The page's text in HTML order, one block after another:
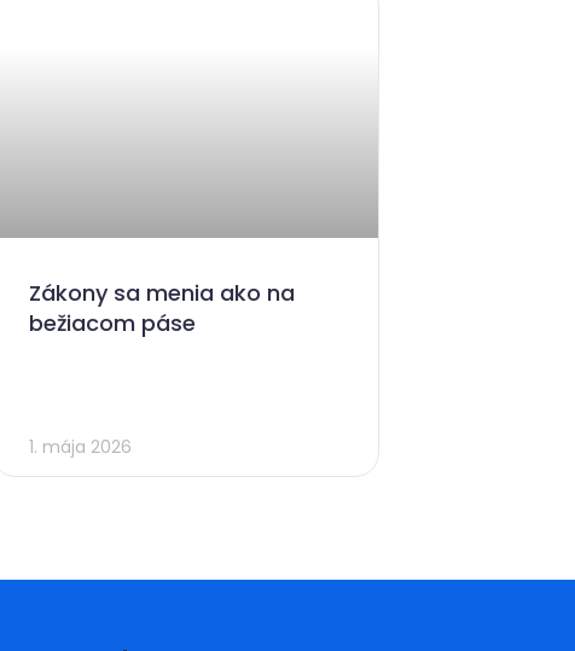
Zákony sa menia ako na
bežiacom páse
1. mája 2026